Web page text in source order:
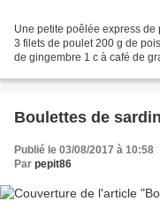
Une petite poêlée express
3 filets de poulet 200 g de
de gingembre 1 c à café de
Boulettes de
Publié le 03/08/2017 à 10:58
Par pepit86